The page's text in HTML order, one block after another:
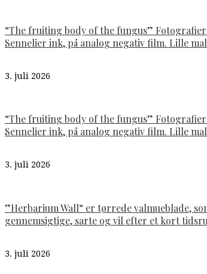
“The fruiting body of the fungus”
Sennelier ink, på analog negativ film. Lille
3. juli 2026
“The fruiting body of the fungus”
Sennelier ink, på analog negativ film. Lille
3. juli 2026
”Herbarium Wall“ er tørrede valmueblade,
gennemsigtige, sarte og vil efter et kort
3. juli 2026